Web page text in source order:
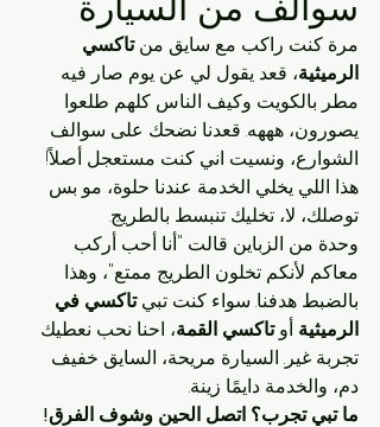
مرة كنت راكب مع سايق من تاكسي
الرميثية، قعد يقول لي عن يوم صار فيه
مطر بالكويت وكيف الناس كلهم طلعوا
يصورون، هههه. قعدنا نضحك على سوالف
الشوارع، ونسيت اني كنت مستعجل أصلاً!
هذا اللي يخلي الخدمة عندنا حلوة، مو بس
توصلك، لا، تخليك تنبسط بالطريج.
وحدة من الزباين قالت "أنا أحب أركب
معاكم لأنكم تخلون الطريج ممتع"، وهذا
بالضبط هدفنا. سواء كنت تبي تاكسي في
الرميثية أو تاكسي القمة، احنا نحب نعطيك
تجربة غير. السيارة مريحة، السايق خفيف
دم، والخدمة دايمًا زينة.
ما تبي تجرب؟ اتصل الحين وشوف الفرق!